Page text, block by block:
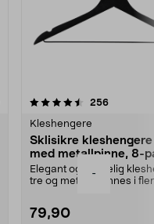
-
256
Kleshengere
Sklisikre
med metallpinne, 8-
Elegant og skikkelig
tre og metall – finnes i
79,90
4.5av 5 stjerner